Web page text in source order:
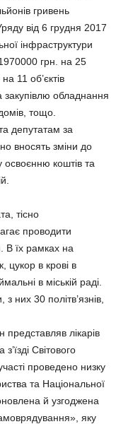
гривень
від 6 грудня 2017
інфраструктури
грн. на 25
11 об’єктів
закупівлю обладнання
тощо.
депутатам за
вносять зміни до
коштів та
тісно
проводити
В їх рамках на
цукор в крові в
в міській раді.
30 політв’язнів,
лікарів
Світового
проведено низку
та Національної
й узгоджена
яку